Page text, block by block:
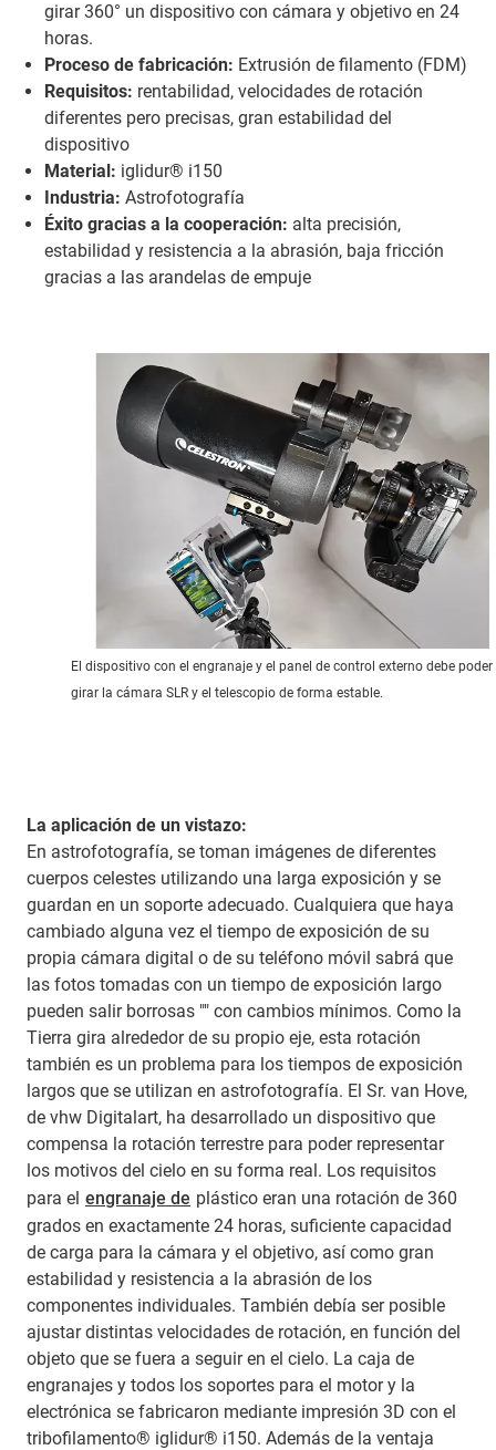
girar 360° un dispositivo con cámara y objetivo en 24
horas.
Proceso de fabricación: Extrusión de filamento (FDM)
Requisitos: rentabilidad, velocidades de rotación
diferentes pero precisas, gran estabilidad del
dispositivo
Material: iglidur® i150
Industria: Astrofotografía
Éxito gracias a la cooperación: alta precisión,
estabilidad y resistencia a la abrasión, baja fricción
gracias a las arandelas de empuje
El dispositivo con el engranaje y el panel de control externo debe poder
girar la cámara SLR y el telescopio de forma estable.
La aplicación de un vistazo:
En astrofotografía, se toman imágenes de diferentes
cuerpos celestes utilizando una larga exposición y se
guardan en un soporte adecuado. Cualquiera que haya
cambiado alguna vez el tiempo de exposición de su
propia cámara digital o de su teléfono móvil sabrá que
las fotos tomadas con un tiempo de exposición largo
pueden salir borrosas "" con cambios mínimos. Como la
Tierra gira alrededor de su propio eje, esta rotación
también es un problema para los tiempos de exposición
largos que se utilizan en astrofotografía. El Sr. van Hove,
de vhw Digitalart, ha desarrollado un dispositivo que
compensa la rotación terrestre para poder representar
los motivos del cielo en su forma real. Los requisitos
para el engranaje de plástico eran una rotación de 360
grados en exactamente 24 horas, suficiente capacidad
de carga para la cámara y el objetivo, así como gran
estabilidad y resistencia a la abrasión de los
componentes individuales. También debía ser posible
ajustar distintas velocidades de rotación, en función del
objeto que se fuera a seguir en el cielo. La caja de
engranajes y todos los soportes para el motor y la
electrónica se fabricaron mediante impresión 3D con el
tribofilamento® iglidur® i150. Además de la ventaja